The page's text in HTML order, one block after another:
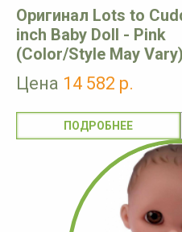
Оригинал Lots to
inch Baby Doll - Pink
(Color/Style May Vary)
Цена 14 582 р.
ПОДРОБНЕЕ